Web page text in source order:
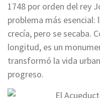
1748 por orden del rey
problema más esencial:
crecía, pero se secaba.
longitud, es un
transformó la vida
progreso.